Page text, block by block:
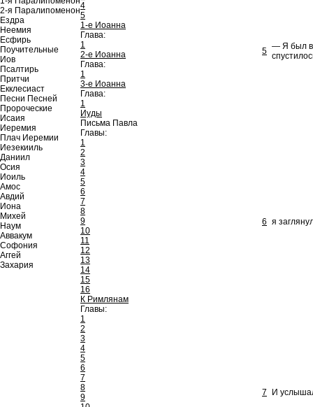
2-я Паралипоменон
Ездра
Неемия
Есфирь
Поучительные
Иов
Псалтирь
Притчи
Екклесиаст
Песни Песней
Пророческие
Исаия
Иеремия
Плач Иеремии
Иезекииль
Даниил
Осия
Иоиль
Амос
Авдий
Иона
Михей
Наум
Аввакум
Софония
Аггей
Захария
4
5
1-е Иоанна
Глава:
1
2-е Иоанна
Глава:
1
3-е Иоанна
Глава:
1
Иуды
Письма Павла
Главы:
1
2
3
4
5
6
7
8
9
10
11
12
13
14
15
16
К Римлянам
Главы:
1
2
3
4
5
6
7
8
9
5 — Я был в
6 я
7 И